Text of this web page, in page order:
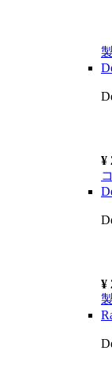
¥
¥